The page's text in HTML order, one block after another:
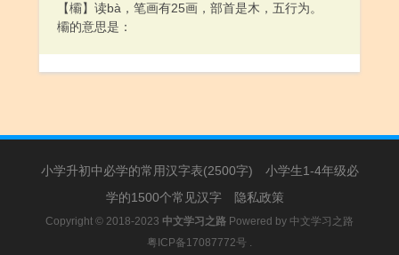
【欛】读bà，笔画有25画，部首是木，五行为。
欛的意思是：
小学升初中必学的常用汉字表(2500字)
小学生1-4年级必
学的1500个常见汉字
隐私政策
Copyright © 2018-2023 中文学习之路 Powered by 中文学习之路
粤ICP备17087772号 .